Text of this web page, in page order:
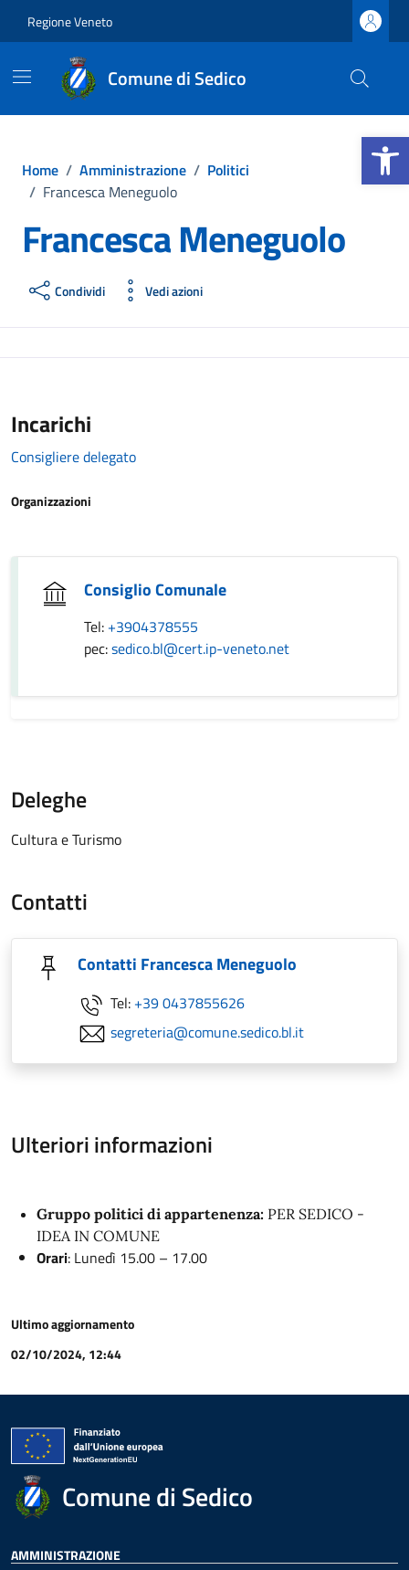
Apri la
Regione Veneto
Comune di Sedico
Home / Amministrazione / Politici
/ Francesca Meneguolo
Francesca Meneguolo
Condividi Vedi azioni
Incarichi
Consigliere delegato
Organizzazioni
Consiglio Comunale
Tel: +3904378555
pec:sedico.bl@cert.ip-veneto.net
Deleghe
Cultura e Turismo
Contatti
Contatti Francesca Meneguolo
Tel: +39 0437855626
segreteria@comune.sedico.bl.it
Ulteriori informazioni
Gruppo politici di appartenenza: PER SEDICO -
IDEA IN COMUNE
Orari: Lunedì 15.00 – 17.00
Ultimo aggiornamento
02/10/2024, 12:44
Comune di Sedico
AMMINISTRAZIONE